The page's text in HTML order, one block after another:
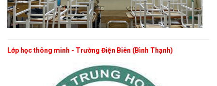
Lớp học thông minh - Trường Điện Biên (Bình Thạnh)